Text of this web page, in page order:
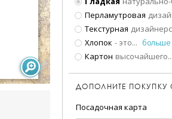
Перламутровая
Текстурная
Хлопок - это... больше
Картон высочайшего
ДОПОЛНИТЕ
Посадочная карта